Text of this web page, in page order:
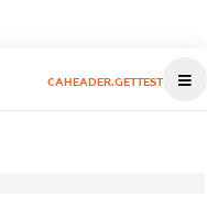
CAHEADER.GETTEST